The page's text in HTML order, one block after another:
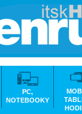
PC,
NOTEBOOKY